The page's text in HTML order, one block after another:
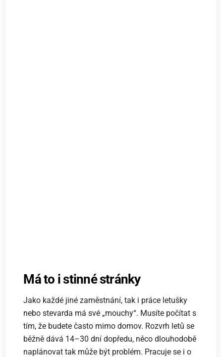
Má to i stinné stránky
Jako každé jiné zaměstnání, tak i práce letušky
nebo stevarda má své „mouchy“. Musíte počítat s
tím, že budete často mimo domov. Rozvrh letů se
běžně dává 14–30 dní dopředu, něco dlouhodobě
naplánovat tak může být problém. Pracuje se i o